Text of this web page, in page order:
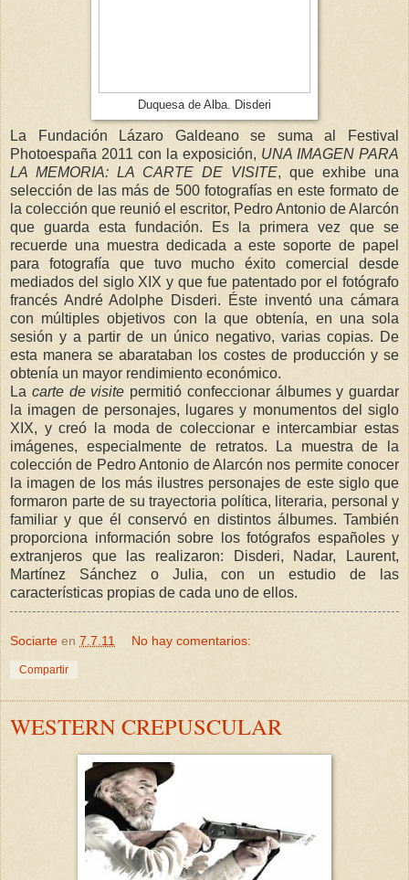
Duquesa de Alba. Disderi
La Fundación Lázaro Galdeano se suma al Festival
Photoespaña 2011 con la exposición, UNA IMAGEN PARA
LA MEMORIA: LA CARTE DE VISITE, que exhibe una
selección de las más de 500 fotografías en este formato de
la colección que reunió el escritor, Pedro Antonio de Alarcón
que guarda esta fundación. Es la primera vez que se
recuerde una muestra dedicada a este soporte de papel
para fotografía que tuvo mucho éxito comercial desde
mediados del siglo XIX y que fue patentado por el fotógrafo
francés André Adolphe Disderi. Éste inventó una cámara
con múltiples objetivos con la que obtenía, en una sola
sesión y a partir de un único negativo, varias copias. De
esta manera se abarataban los costes de producción y se
obtenía un mayor rendimiento económico.
La carte de visite permitió confeccionar álbumes y guardar
la imagen de personajes, lugares y monumentos del siglo
XIX, y creó la moda de coleccionar e intercambiar estas
imágenes, especialmente de retratos. La muestra de la
colección de Pedro Antonio de Alarcón nos permite conocer
la imagen de los más ilustres personajes de este siglo que
formaron parte de su trayectoria política, literaria, personal y
familiar y que él conservó en distintos álbumes. También
proporciona información sobre los fotógrafos españoles y
extranjeros que las realizaron: Disderi, Nadar, Laurent,
Martínez Sánchez o Julia, con un estudio de las
características propias de cada uno de ellos.
Sociarte en 7.7.11 No hay comentarios:
Compartir
WESTERN CREPUSCULAR